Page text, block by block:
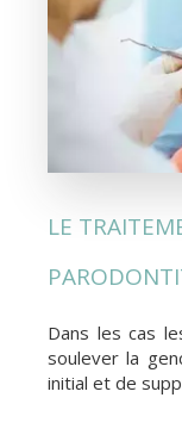
LE
Dans les cas
soulever la
initial et de